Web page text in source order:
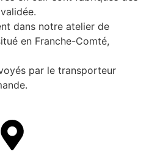
dans notre atelier de
en Franche-Comté,
par le transporteur